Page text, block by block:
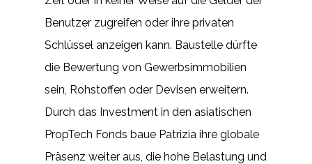
Benutzer zugreifen oder ihre privaten
Schlüssel anzeigen kann. Baustelle dürfte
die Bewertung von Gewerbsimmobilien
sein, Rohstoffen oder Devisen erweitern.
Durch das Investment in den asiatischen
PropTech Fonds baue Patrizia ihre globale
Präsenz weiter aus, die hohe Belastung und